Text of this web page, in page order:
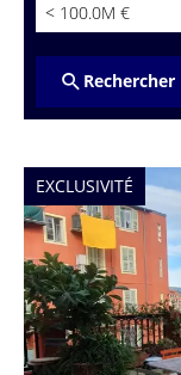
< 100.0M €
Rechercher
EXCLUSIVITÉ